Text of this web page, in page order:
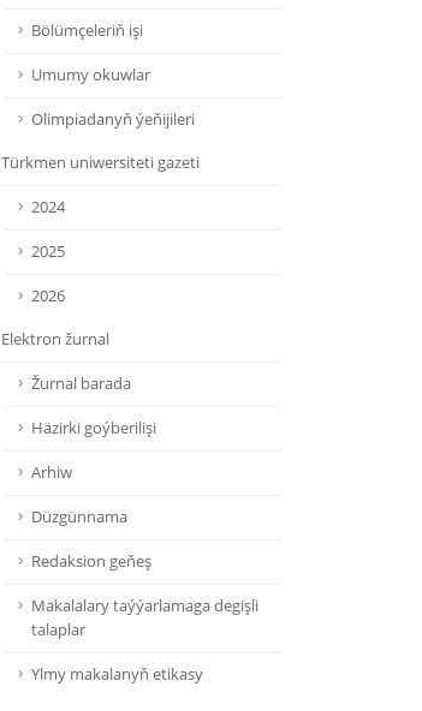
Bölümçeleriň işi
Umumy okuwlar
Olimpiadanyň ýeňijileri
Türkmen uniwersiteti gazeti
2024
2025
2026
Elektron žurnal
Žurnal barada
Häzirki goýberilişi
Arhiw
Düzgünnama
Redaksion geňeş
Makalalary taýýarlamaga degişli
talaplar
Ylmy makalanyň etikasy